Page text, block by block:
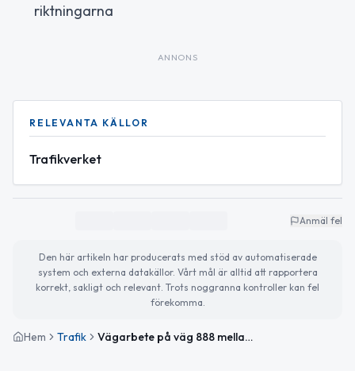
riktningarna
ANNONS
RELEVANTA KÄLLOR
Trafikverket
Anmäl fel
Den här artikeln har producerats med stöd av automatiserade
system och externa datakällor. Vårt mål är alltid att rapportera
korrekt, sakligt och relevant. Trots noggranna kontroller kan fel
förekomma.
Hem Trafik Vägarbete på väg 888 mellan Gissebäck och Gisshult avslutat